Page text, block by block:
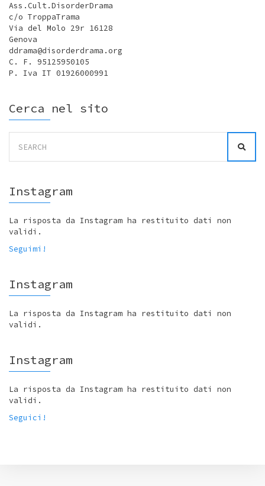
Ass.Cult.DisorderDrama
c/o TroppaTrama
Via del Molo 29r 16128
Genova
ddrama@disorderdrama.org
C. F. 95125950105
P. Iva IT 01926000991
Cerca nel sito
for:
Instagram
La risposta da Instagram ha restituito dati non
validi.
Seguimi!
Instagram
La risposta da Instagram ha restituito dati non
validi.
Instagram
La risposta da Instagram ha restituito dati non
validi.
Seguici!